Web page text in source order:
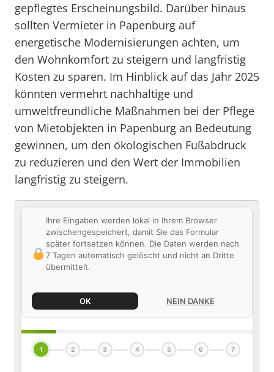
gepflegtes Erscheinungsbild. Darüber hinaus
sollten Vermieter in Papenburg auf
energetische Modernisierungen achten, um
den Wohnkomfort zu steigern und langfristig
Kosten zu sparen. Im Hinblick auf das Jahr 2025
könnten vermehrt nachhaltige und
umweltfreundliche Maßnahmen bei der Pflege
von Mietobjekten in Papenburg an Bedeutung
gewinnen, um den ökologischen Fußabdruck
zu reduzieren und den Wert der Immobilien
langfristig zu steigern.
Ihre Eingaben werden lokal in Ihrem Browser
zwischengespeichert, damit Sie das Formular
später fortsetzen können. Die Daten werden nach
7 Tagen automatisch gelöscht und nicht an Dritte
übermittelt.
OK NEIN DANKE
1 2 3 4 5 6 7